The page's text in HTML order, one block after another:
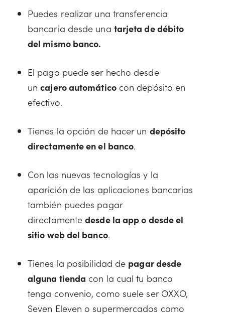
Puedes realizar una transferencia
bancaria desde una tarjeta de débito
del mismo banco.
El pago puede ser hecho desde
uncajero automáticocon depósito en
efectivo.
Tienes la opción de hacer un depósito
directamente en el banco.
Con las nuevas tecnologías y la
aparición de las aplicaciones bancarias
también puedes pagar
directamentedesde la app o desde el
sitio web del banco.
Tienes la posibilidad de pagar desde
alguna tienda con la cual tu banco
tenga convenio, como suele ser OXXO,
Seven Eleven o supermercados como